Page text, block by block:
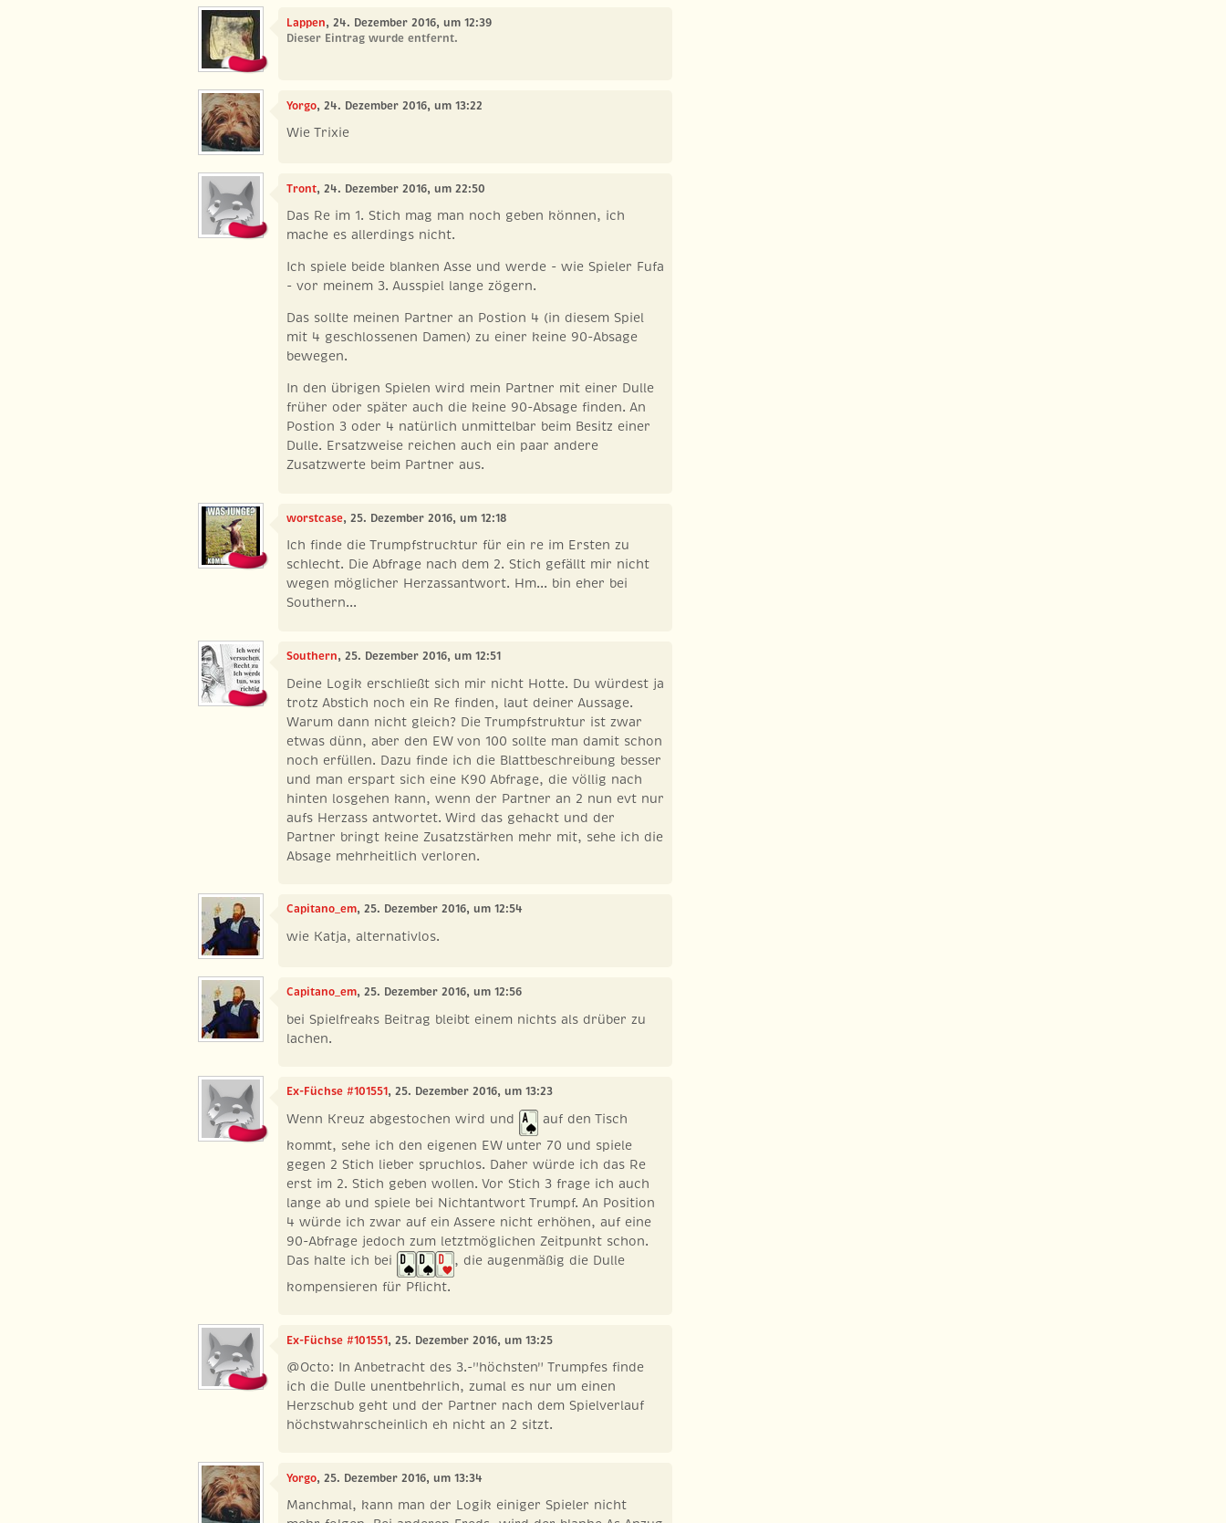
Lappen, 24. Dezember 2016, um 12:39
Dieser Eintrag wurde entfernt.
Yorgo, 24. Dezember 2016, um 13:22
Wie Trixie
Tront, 24. Dezember 2016, um 22:50
Das Re im 1. Stich mag man noch geben können, ich
mache es allerdings nicht.
Ich spiele beide blanken Asse und werde - wie Spieler Fufa
- vor meinem 3. Ausspiel lange zögern.
Das sollte meinen Partner an Postion 4 (in diesem Spiel
mit 4 geschlossenen Damen) zu einer keine 90-Absage
bewegen.
In den übrigen Spielen wird mein Partner mit einer Dulle
früher oder später auch die keine 90-Absage finden. An
Postion 3 oder 4 natürlich unmittelbar beim Besitz einer
Dulle. Ersatzweise reichen auch ein paar andere
Zusatzwerte beim Partner aus.
worstcase, 25. Dezember 2016, um 12:18
Ich finde die Trumpfstrucktur für ein re im Ersten zu
schlecht. Die Abfrage nach dem 2. Stich gefällt mir nicht
wegen möglicher Herzassantwort. Hm... bin eher bei
Southern...
Southern, 25. Dezember 2016, um 12:51
Deine Logik erschließt sich mir nicht Hotte. Du würdest ja
trotz Abstich noch ein Re finden, laut deiner Aussage.
Warum dann nicht gleich? Die Trumpfstruktur ist zwar
etwas dünn, aber den EW von 100 sollte man damit schon
noch erfüllen. Dazu finde ich die Blattbeschreibung besser
und man erspart sich eine K90 Abfrage, die völlig nach
hinten losgehen kann, wenn der Partner an 2 nun evt nur
aufs Herzass antwortet. Wird das gehackt und der
Partner bringt keine Zusatzstärken mehr mit, sehe ich die
Absage mehrheitlich verloren.
Capitano_em, 25. Dezember 2016, um 12:54
wie Katja, alternativlos.
Capitano_em, 25. Dezember 2016, um 12:56
bei Spielfreaks Beitrag bleibt einem nichts als drüber zu
lachen.
Ex-Füchse #101551, 25. Dezember 2016, um 13:23
Wenn Kreuz abgestochen wird und
auf den Tisch
kommt, sehe ich den eigenen EW unter 70 und spiele
gegen 2 Stich lieber spruchlos. Daher würde ich das Re
erst im 2. Stich geben wollen. Vor Stich 3 frage ich auch
lange ab und spiele bei Nichtantwort Trumpf. An Position
4 würde ich zwar auf ein Assere nicht erhöhen, auf eine
90-Abfrage jedoch zum letztmöglichen Zeitpunkt schon.
Das halte ich bei
, die augenmäßig die Dulle
kompensieren für Pflicht.
Ex-Füchse #101551, 25. Dezember 2016, um 13:25
@Octo: In Anbetracht des 3.-"höchsten" Trumpfes finde
ich die Dulle unentbehrlich, zumal es nur um einen
Herzschub geht und der Partner nach dem Spielverlauf
höchstwahrscheinlich eh nicht an 2 sitzt.
Yorgo, 25. Dezember 2016, um 13:34
Manchmal, kann man der Logik einiger Spieler nicht